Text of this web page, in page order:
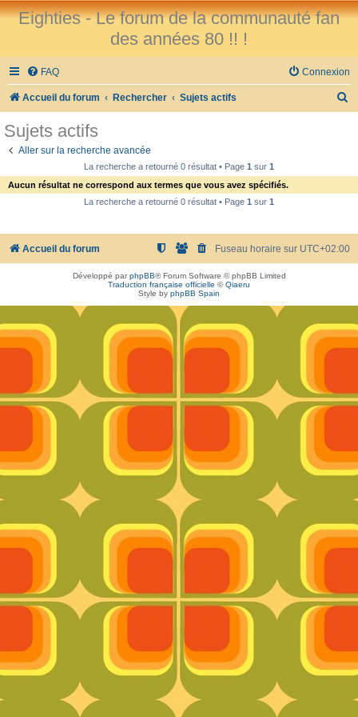
Eighties - Le forum de la communauté fan
des années 80 !! !
FAQ Connexion
Accueil du forum Rechercher Sujets actifs
e
Sujets actifs
Aller sur la recherche avancée
La recherche a retourné 0 résultat • Page 1 sur 1
Aucun résultat ne correspond aux termes que vous avez spécifiés.
La recherche a retourné 0 résultat • Page 1 sur 1
Accueil du forum Fuseau horaire sur UTC+02:00
Développé parphpBB® Forum Software © phpBB Limited
Traduction française officielle ©Qiaeru
Style by phpBB Spain